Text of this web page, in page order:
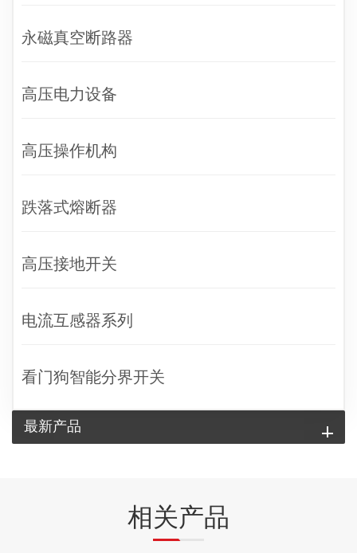
永磁真空断路器
高压电力设备
高压操作机构
跌落式熔断器
高压接地开关
电流互感器系列
看门狗智能分界开关
最新产品
相关产品